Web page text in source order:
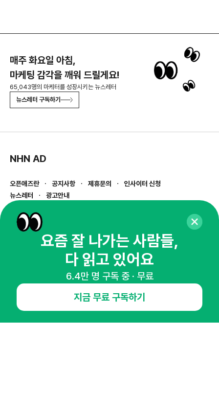
매주 화요일 아침,
마케팅 감각을 깨워 드릴게요!
65,043명의 마케터를 성장시키는 뉴스레터
뉴스레터 구독하기
NHN AD
오픈애즈란 공지사항 제휴문의
인사이터 신청
뉴스레터
광고안내
경기도 성남시 분당구 대왕판교로645번길 16
사업자등록번호 : 144-81-27690(
통신판매업신고번호 : 2014-경기성남-1023
호스팅서비스사업자 : 오픈애즈
1800-2198
openads@openads.co.kr
이용약관
instagramthreadkakaotalk
요즘 잘 나가는 사람들,
다 읽고 있어요
6.4만 명 구독 중 · 무료
지금 무료 구독하기